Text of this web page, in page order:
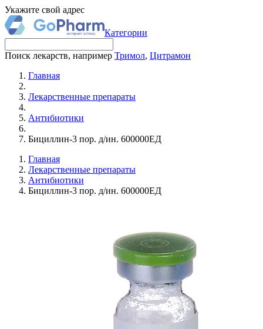
Укажите свой адрес
Категории
Поиск лекарств, например Тримол, Цитрамон
Главная
Лекарственные препараты
Антибиотики
Бициллин-3 пор. д/ин. 600000ЕД
Главная
Лекарственные препараты
Антибиотики
Бициллин-3 пор. д/ин. 600000ЕД